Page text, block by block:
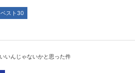
スト30
いんじゃないかと思った件